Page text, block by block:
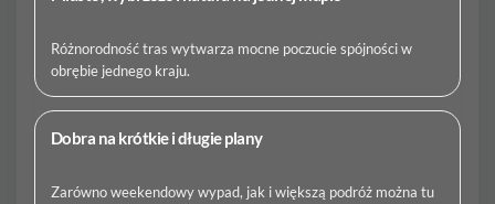
Różnorodność tras wytwarza mocne poczucie spójności w
obrębie jednego kraju.
Dobra na krótkie i długie plany
Zarówno weekendowy wypad, jak i większą podróż można tu